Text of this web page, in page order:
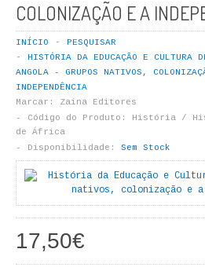
LIVROS DE PINTAR
INFANTO - JUVENIL
ANTROPOLOGIA E SOCIOLOGIA
COLEÇÃO RAÍZES
ARQUITECTURA
ARTE
CADERNOS HUMANITAS
COLONIZAÇÃO E A
INÍCIO
PESQUISAR
HISTÓRIA DA EDUCAÇÃO E CULTURA
ANGOLA - GRUPOS NATIVOS,
INDEPENDÊNCIA
Marcar:
Zaina Editores
Código do Produto:
História /
de África
Disponibilidade:
Sem Stock
17,50€